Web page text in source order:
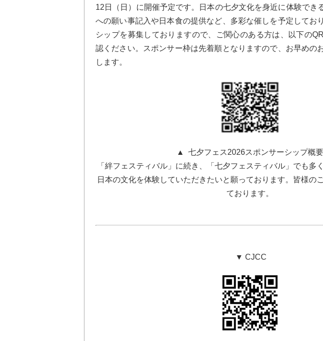
12日（日）に開催予定です。日本の七夕文化を身近に体験でき
への願い事記入や日本食の提供など、多彩な催しを予定してお
シップを募集しておりますので、ご関心のある方は、以下の
認ください。スポンサー枠は先着順となりますので、お早めの
します。
▲ 七夕フェス2026スポンサーシップ概要
「絆フェスティバル」に続き、「七夕フェスティバル」でも多
日本の文化を体験していただきたいと願っております。皆様の
ております。
▼ CJCC